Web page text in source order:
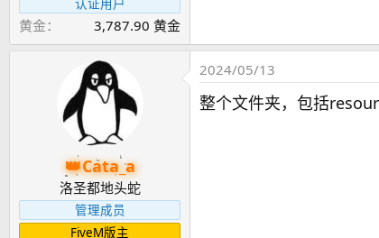
认证用户
黄金 3,787.90 黄金
Cata_a
洛圣都地头蛇
管理成员
FiveM版主
2024/05/13
整个文件夹，包括